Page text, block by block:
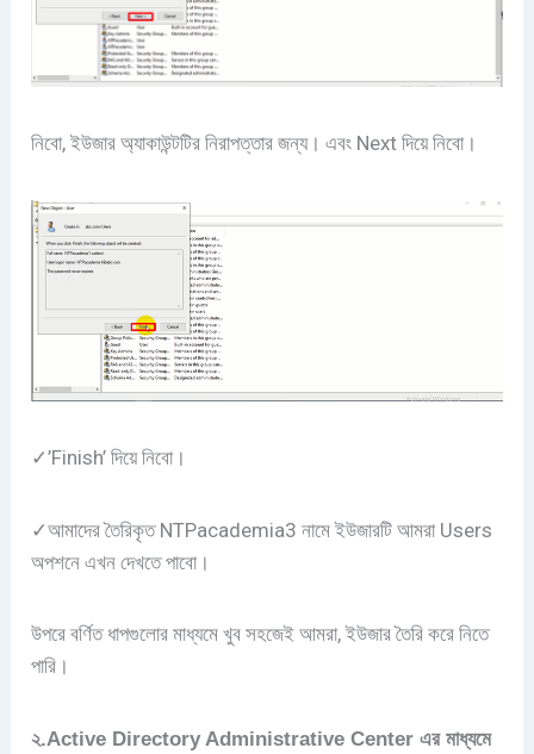
নিবো, ইউজার অ্যাকাউন্টটির নিরাপত্তার জন্য। এবং Next দিয়ে নিবো।
✓’Finish’ দিয়ে নিবো।
✓আমাদের তৈরিকৃত NTPacademia3 নামে ইউজারটি আমরা Users
অপশনে এখন দেখতে পাবো।
উপরে বর্ণিত ধাপগুলোর মাধ্যমে খুব সহজেই আমরা, ইউজার তৈরি করে নিতে
পারি।
২.Active Directory Administrative Center এর মাধ্যমে